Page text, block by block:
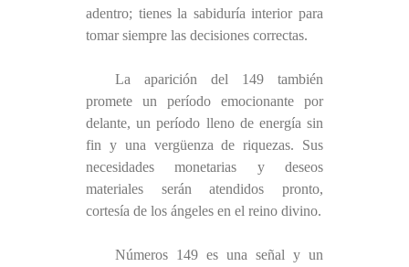
adentro; tienes la sabiduría interior para
tomar siempre las decisiones correctas.
La aparición del 149 también
promete un período emocionante por
delante, un período lleno de energía sin
fin y una vergüenza de riquezas. Sus
necesidades monetarias y deseos
materiales serán atendidos pronto,
cortesía de los ángeles en el reino divino.
Números 149 es una señal y un